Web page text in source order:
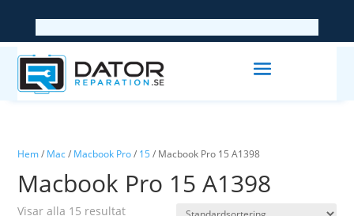
Hem/ Mac/ Macbook Pro/ 15/ Macbook Pro 15 A1398
Macbook Pro 15 A1398
Visar alla 15 resultat